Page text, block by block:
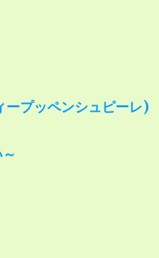
プッペンシュピーレ)